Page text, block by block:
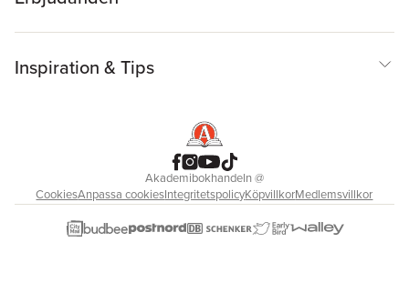
Inspiration & Tips
Akademibokhandeln@
CookiesAnpassa cookiesIntegritetspolicyKöpvillkorMedlemsvillkor